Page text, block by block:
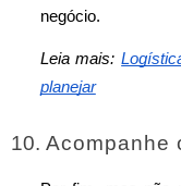
negócio.
Leia mais:
planejar
Acompanhe